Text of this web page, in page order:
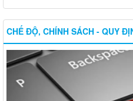
CHẾ ĐỘ, CHÍNH SÁCH - QUY